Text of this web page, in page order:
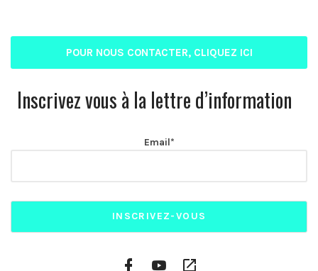
POUR NOUS CONTACTER, CLIQUEZ ICI
Inscrivez vous à la lettre d’information
Email*
Facebook
Profile
YouTube
Channel